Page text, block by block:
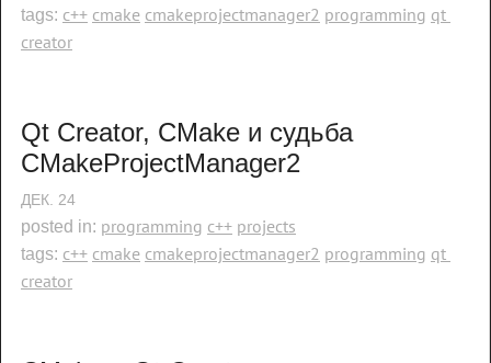
tags: c++ cmake cmakeprojectmanager2 programming qt
creator
Qt Creator, CMake и судьба
CMakeProjectManager2
ДЕК. 24
posted in: programming c++ projects
tags: c++ cmake cmakeprojectmanager2 programming qt
creator